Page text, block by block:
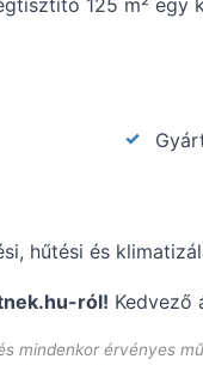
hűtési és
ról! Kedvező
mindenkor érvényes